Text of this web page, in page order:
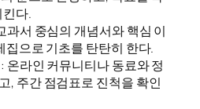
킨다.
과서 중심의 개념서와 핵심 이
집으로 기초를 탄탄히 한다.
온라인 커뮤니티나 동료와 정
, 주간 점검표로 진척을 확인